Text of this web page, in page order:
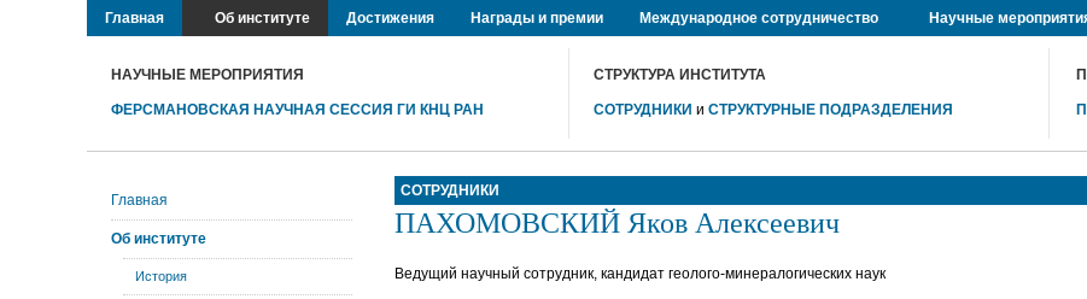
Главная Об институте Достижения Награды и премии Международное сотрудничество Научные
НАУЧНЫЕ МЕРОПРИЯТИЯ
ФЕРСМАНОВСКАЯ НАУЧНАЯ СЕССИЯ ГИ КНЦ РАН
СТРУКТУРА ИНСТИТУТА
СОТРУДНИКИ и СТРУКТУРНЫЕ ПОДРАЗДЕЛЕНИЯ
СОТРУДНИКИ
ПАХОМОВСКИЙ Яков Алексеевич
Ведущий научный сотрудник, кандидат геолого-минералогических наук
Главная
Об институте
История